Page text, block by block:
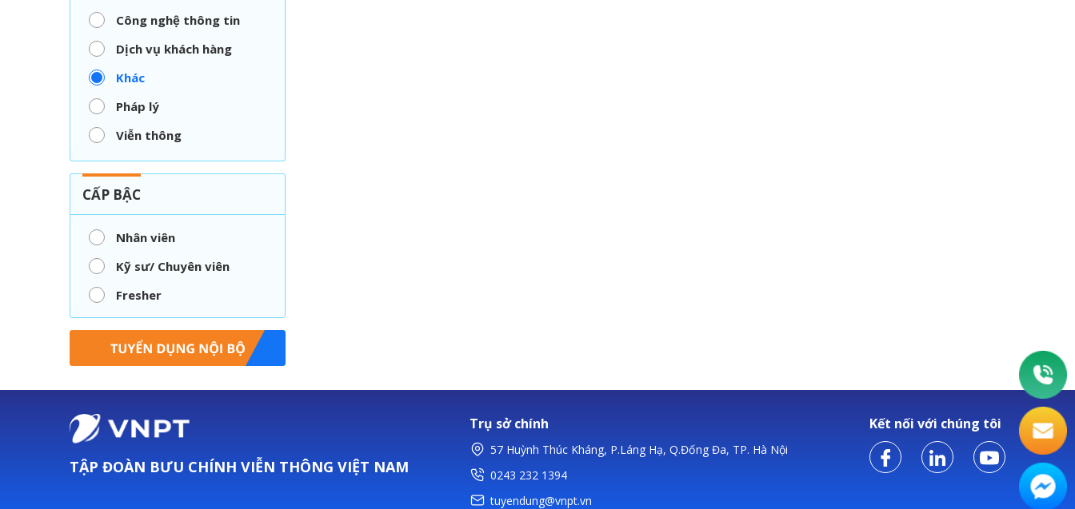
Công nghệ thông tin
Dịch vụ khách hàng
Khác
Pháp lý
Viễn thông
CẤP BẬC
Nhân viên
Kỹ sư/ Chuyên viên
Fresher
TẬP ĐOÀN BƯU CHÍNH VIỄN THÔNG VIỆT NAM
Trụ sở chính
57 Huỳnh Thúc Kháng, P.Láng Hạ, Q.Đống Đa, TP. Hà Nội
0243 232 1394
tuyendung@vnpt.vn
Kết nối với chúng tôi